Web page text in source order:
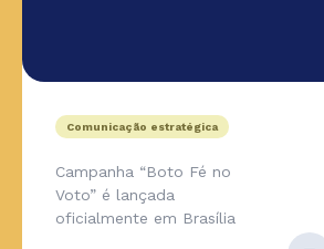
Comunicação estratégica
Campanha “Boto Fé no
Voto” é lançada
oficialmente em Brasília